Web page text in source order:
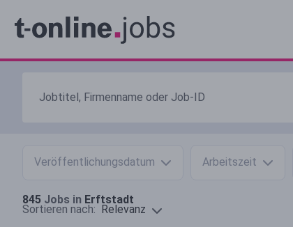
Veröffentlichungsdatum Arbeitszeit
845 Jobs in Erftstadt
Sortieren nach: Relevanz